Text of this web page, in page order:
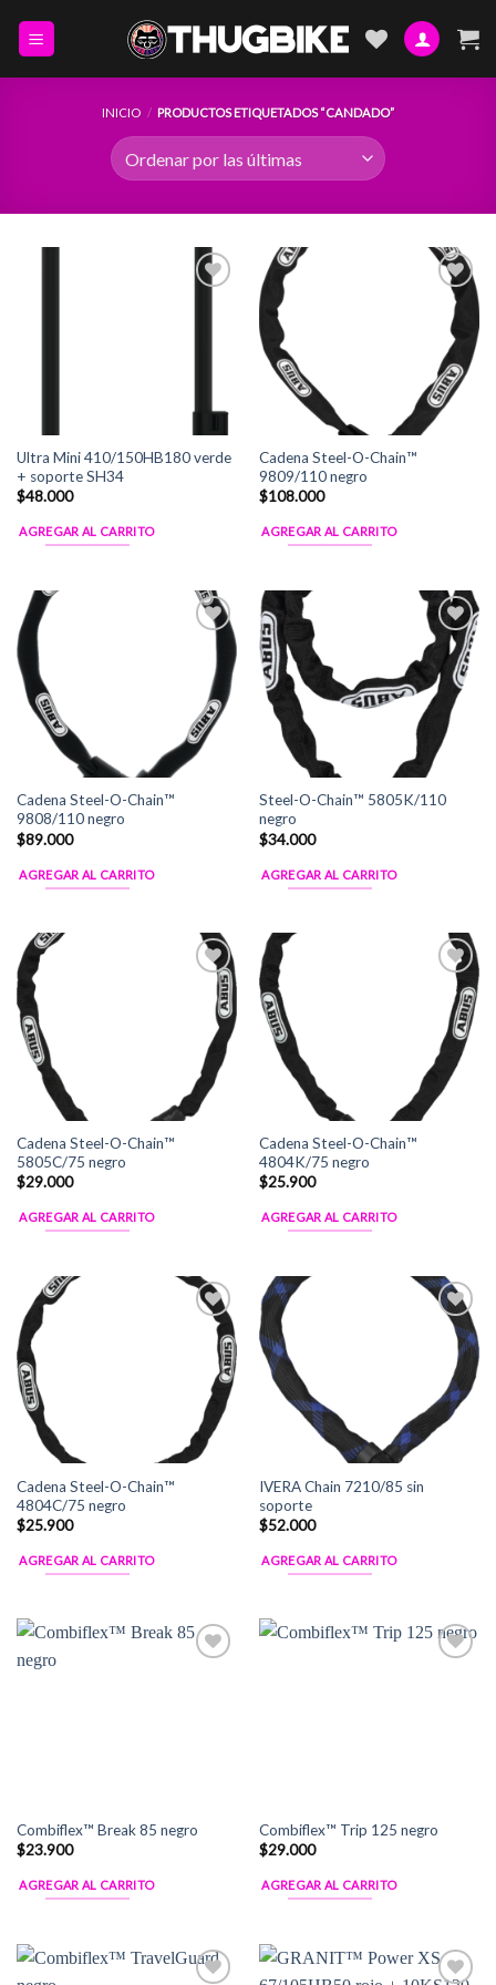
INICIO / PRODUCTOS ETIQUETADOS “CANDADO”
Ultra Mini 410/150HB180 verde
+ soporte SH34
$48.000
AGREGAR AL CARRITO
Add to
Wishlist
Cadena Steel-O-Chain™
9809/110 negro
$108.000
AGREGAR AL CARRITO
Cadena Steel-O-Chain™
9808/110 negro
$89.000
AGREGAR AL CARRITO
Add to
Wishlist
Steel-O-Chain™ 5805K/110
negro
$34.000
AGREGAR AL CARRITO
Add to
Wishlist
Cadena Steel-O-Chain™
5805C/75 negro
$29.000
AGREGAR AL CARRITO
Add to
Wishlist
Cadena Steel-O-Chain™
4804K/75 negro
$25.900
AGREGAR AL CARRITO
Add to
Wishlist
Cadena Steel-O-Chain™
4804C/75 negro
$25.900
AGREGAR AL CARRITO
Add to
Wishlist
IVERA Chain 7210/85 sin
soporte
$52.000
AGREGAR AL CARRITO
Combiflex™ Break 85 negro
$23.900
AGREGAR AL CARRITO
Combiflex™ Trip 125 negro
$29.000
AGREGAR AL CARRITO